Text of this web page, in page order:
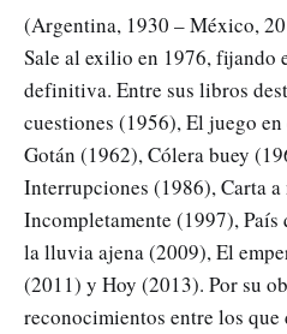
(Argentina, 1930 – México,
Sale al exilio en 1976, fijando
definitiva. Entre sus libros
cuestiones (1956), El juego
Gotán (1962), Cólera buey
Interrupciones (1986), Carta
Incompletamente (1997),
la lluvia ajena (2009), El
(2011) y Hoy (2013). Por su
reconocimientos entre los